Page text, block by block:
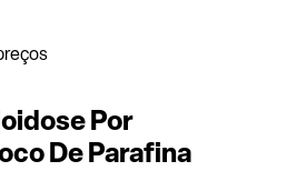
Por
De Parafina